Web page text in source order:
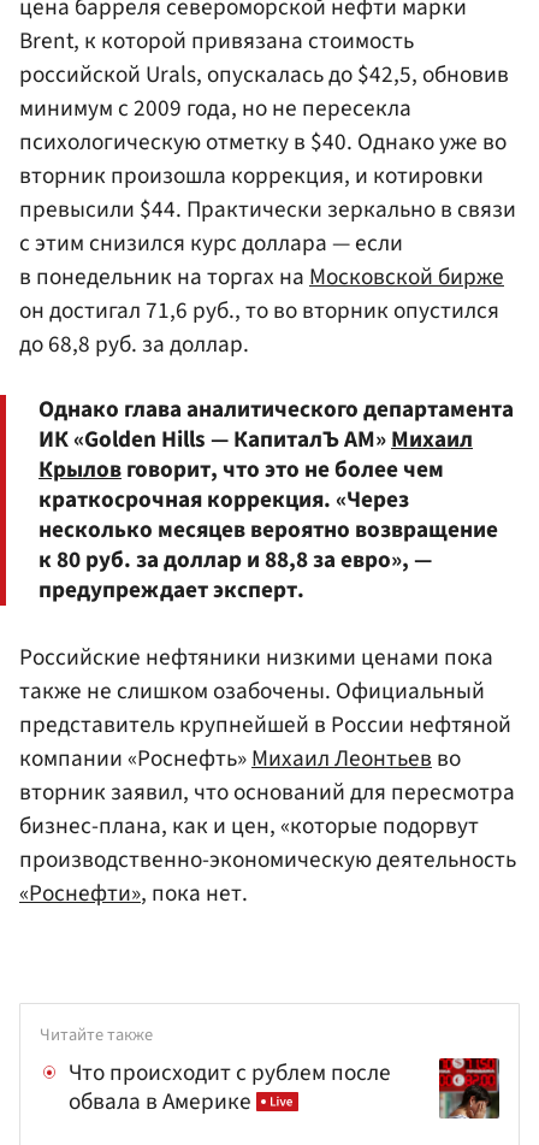
Brent, к которой привязана стоимость
российской Urals, опускалась до $42,5, обновив
минимум с 2009 года, но не пересекла
психологическую отметку в $40. Однако уже во
вторник произошла коррекция, и котировки
превысили $44. Практически зеркально в связи
с этим снизился курс доллара — если
в понедельник на торгах на Московской бирже
он достигал 71,6 руб., то во вторник опустился
до 68,8 руб. за доллар.
Однако глава аналитического департамента
ИК «Golden Hills — КапиталЪ АМ»Михаил
Крыловговорит, что это не более чем
краткосрочная коррекция. «Через
несколько месяцев вероятно возвращение
к 80 руб. за доллар и 88,8 за евро», —
предупреждает эксперт.
Российские нефтяники низкими ценами пока
также не слишком озабочены. Официальный
представитель крупнейшей в России нефтяной
компании «Роснефть»Михаил Леонтьевво
вторник заявил, что оснований для пересмотра
бизнес-плана, как и цен, «которые подорвут
производственно-экономическую деятельность
«Роснефти», пока нет.
Читайте также
Что происходит с рублем после
обвала в Америке